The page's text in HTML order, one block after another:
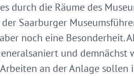
durch die Räume des
Saarburger
noch eine Besonderheit.
und demnächst
an der Anlage